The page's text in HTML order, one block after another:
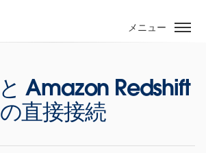
メニュー
Amazon Redshift
の直接接続